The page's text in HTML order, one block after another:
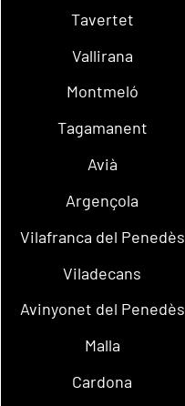
Tavertet
Vallirana
Montmeló
Tagamanent
Avià
Argençola
Vilafranca del Penedès
Viladecans
Avinyonet del Penedès
Malla
Cardona